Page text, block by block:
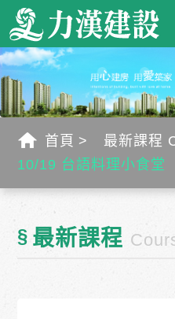
關於力
漢
最新消
息
作品介
紹
首頁
最新課程
10/19 台語料理小食堂
§ 最新課程